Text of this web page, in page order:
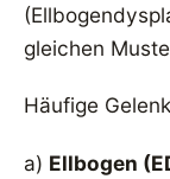
gleichen
Häufige
a) Ellbogen